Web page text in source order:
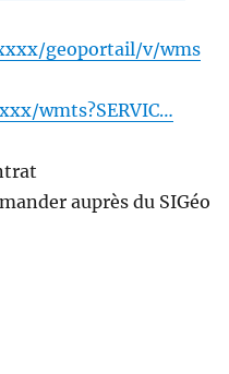
geoportail/v/wms
wmts?SERVIC…
auprès du SIGéo